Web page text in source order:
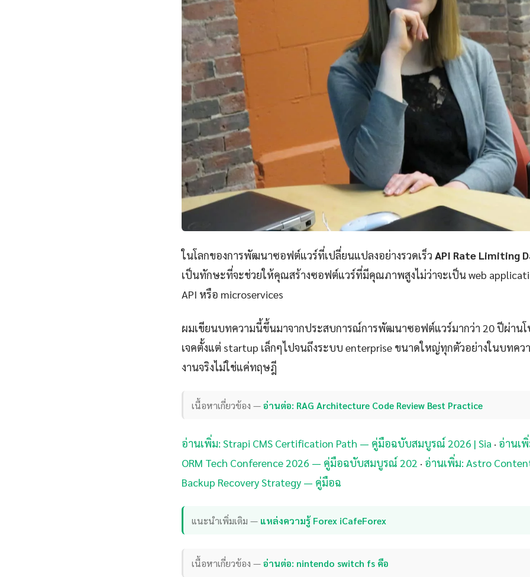
ในโลกของการพัฒนาซอฟต์แวร์ที่เปลี่ยนแปลงอย่างรวดเร็ว API Rate Limiting
เป็นทักษะที่จะช่วยให้คุณสร้างซอฟต์แวร์ที่มีคุณภาพสูงไม่ว่าจะเป็น web
API หรือ microservices
ผมเขียนบทความนี้ขึ้นมาจากประสบการณ์การพัฒนาซอฟต์แวร์มากว่า 20 ปีผ่านโ
เจคตั้งแต่ startup เล็กๆไปจนถึงระบบ enterprise ขนาดใหญ่ทุกตัวอย่างในบทคว
งานจริงไม่ใช่แค่ทฤษฎี
เนื้อหาเกี่ยวข้อง —อ่านต่อ: RAG Architecture Code Review Best Practice
อ่านเพิ่ม: Strapi CMS Certification Path — คู่มือฉบับสมบูรณ์ 2026 | Sia · อ่านเ
ORM Tech Conference 2026 — คู่มือฉบับสมบูรณ์ 202 · อ่านเพิ่ม: Astro
Backup Recovery Strategy — คู่มือฉ
แนะนำเพิ่มเติม — แหล่งความรู้ Forex iCafeForex
เนื้อหาเกี่ยวข้อง —อ่านต่อ: nintendo switch fs คือ